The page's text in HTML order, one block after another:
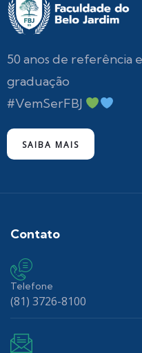
50 anos de referência
graduação
#VemSerFBJ
SAIBA MAIS
Contato
Telefone
(81) 3726-8100